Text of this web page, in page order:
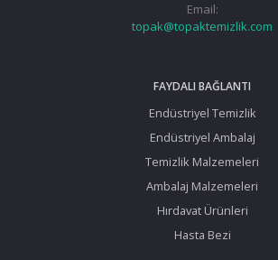
Email:
topak@topaktemizlik.com
FAYDALI BAĞLANTI
Endüstriyel Temizlik
Endüstriyel Ambalaj
Temizlik Malzemeleri
Ambalaj Malzemeleri
Hırdavat Ürünleri
Hasta Bezi